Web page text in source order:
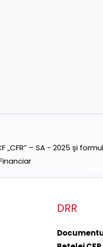
– SA - 2025 și
DRR